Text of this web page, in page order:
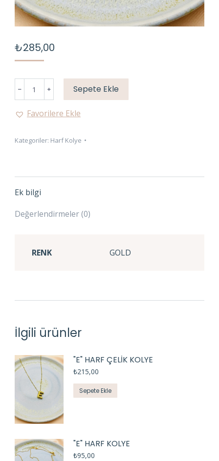
₺285,00
HARFİ
BURGU
adet
Sepete Ekle
Favorilere Ekle
Kategoriler: Harf Kolye
Ek bilgi
Değerlendirmeler (0)
RENK GOLD
İlgili ürünler
"E" HARF ÇELIK KOLYE
₺215,00
Sepete Ekle
"E" HARF KOLYE
₺95,00